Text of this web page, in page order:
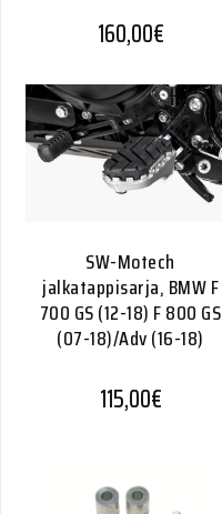
160,00€
SW-Motech
jalkatappisarja, BMW F
700 GS (12-18) F 800 GS
(07-18)/Adv (16-18)
115,00€